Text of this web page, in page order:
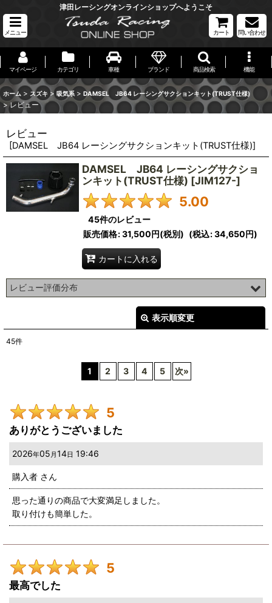
津田レーシングオンラインショップへようこそ
メニュー カート 問い合わせ
マイページ カテゴリ 車種 ブランド 商品検索 機能
ホーム > スズキ > 吸気系 > DAMSEL JB64 レーシングサクションキット(TRUST仕様)
> レビュー
レビュー
[DAMSEL JB64 レーシングサクションキット(TRUST仕様)]
DAMSEL JB64 レーシングサクショ
ンキット(TRUST仕様) [JIM127-]
5.00
45件のレビュー
販売価格:31,500円(税別) (税込:34,650円)
カートに入れる
レビュー評価分布
45件
0件
表示順変更
画像:
星の数 :
並び順 :
45件
1 2 3 4 5 次»
5
ありがとうございました
2026年05 月 14日 19:46
購入者 さん
思った通りの商品で大変満足しました。
取り付けも簡単した。
5
最高でした